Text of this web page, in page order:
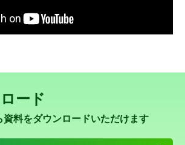
ード
資料をダウンロードいただけます